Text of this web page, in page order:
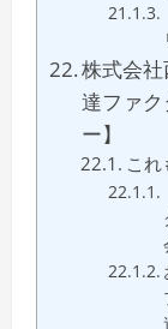
株式会
達ファ
ー】
これ